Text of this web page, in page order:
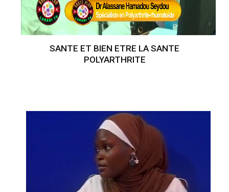
SANTE ET BIEN ETRE LA SANTE
POLYARTHRITE